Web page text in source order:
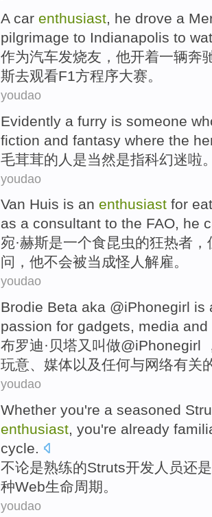
A car enthusiast, he drove a
pilgrimage to Indianapolis to
作为汽车发烧友 ， 他开着一辆奔
斯去观看F1方程序大赛。
youdao
Evidently a furry is someone
fiction and fantasy where the
毛茸茸的 人 是当然是指科幻迷啦
youdao
Van Huis is an enthusiast for
as a consultant to the FAO, he
宛·赫斯是一个食昆虫的狂热者 ，
问 ， 他不会被当成怪人解雇。
youdao
Brodie Beta aka @iPhonegirl is
passion for gadgets, media and
布罗迪· 贝塔又叫做@iPhonegirl
玩意、 媒体以及任何与网络有关
youdao
Whether you're a seasoned
enthusiast, you're already
cycle.
不论是熟练的Struts开发人员还是
种Web生命周期。
youdao